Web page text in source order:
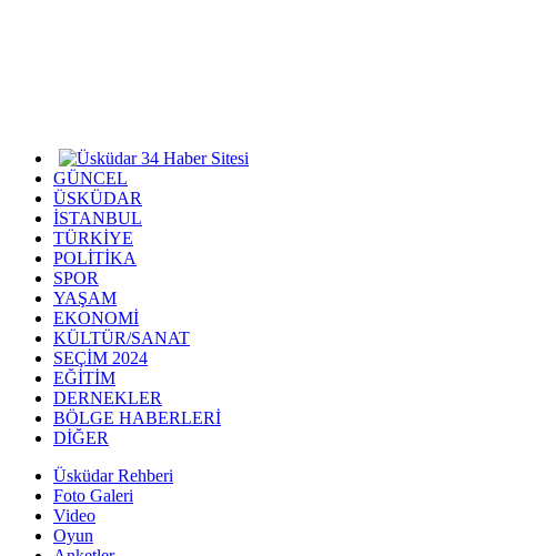
GÜNCEL
ÜSKÜDAR
İSTANBUL
TÜRKİYE
POLİTİKA
SPOR
YAŞAM
EKONOMİ
KÜLTÜR/SANAT
SEÇİM 2024
EĞİTİM
DERNEKLER
BÖLGE HABERLERİ
DİĞER
Üsküdar Rehberi
Foto Galeri
Video
Oyun